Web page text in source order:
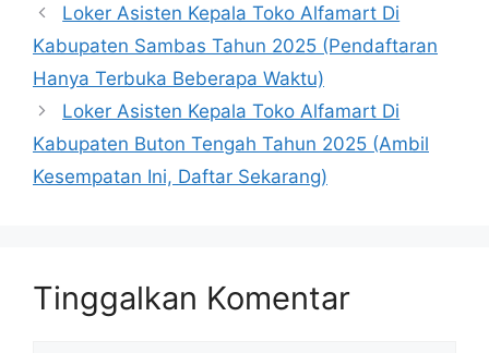
Loker Asisten Kepala Toko Alfamart Di
Kabupaten Sambas Tahun 2025 (Pendaftaran
Hanya Terbuka Beberapa Waktu)
Loker Asisten Kepala Toko Alfamart Di
Kabupaten Buton Tengah Tahun 2025 (Ambil
Kesempatan Ini, Daftar Sekarang)
Tinggalkan Komentar